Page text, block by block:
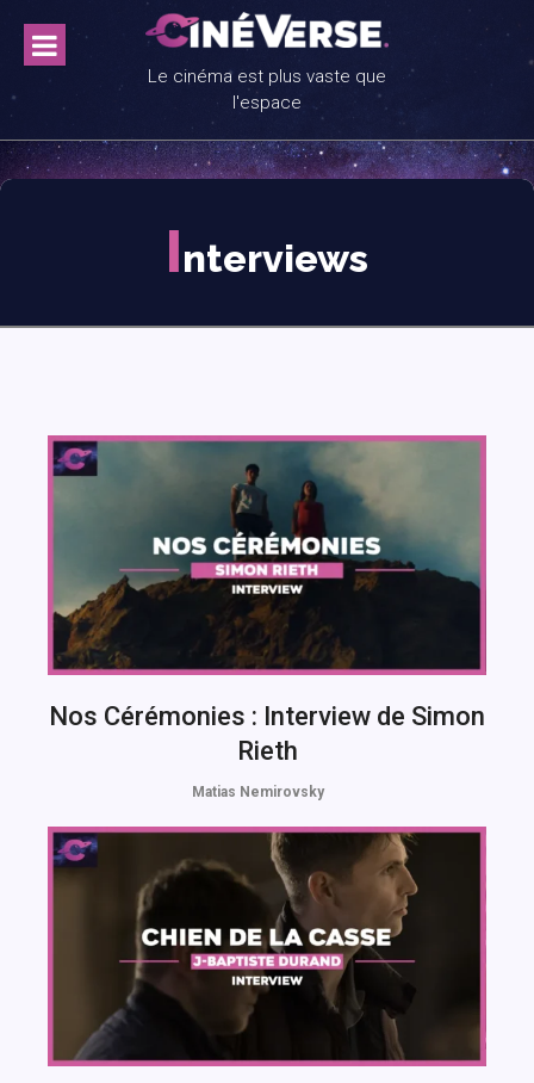
content
Le cinéma est plus vaste que
l'espace
Interviews
Nos Cérémonies : Interview de Simon
Rieth
Matias Nemirovsky